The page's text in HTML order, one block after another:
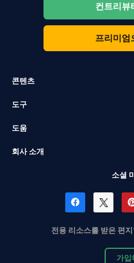
컨트리뷰
프리미엄
콘텐츠
도구
도움
회사 소개
소셜
전용 리소스를 받은 편
가입